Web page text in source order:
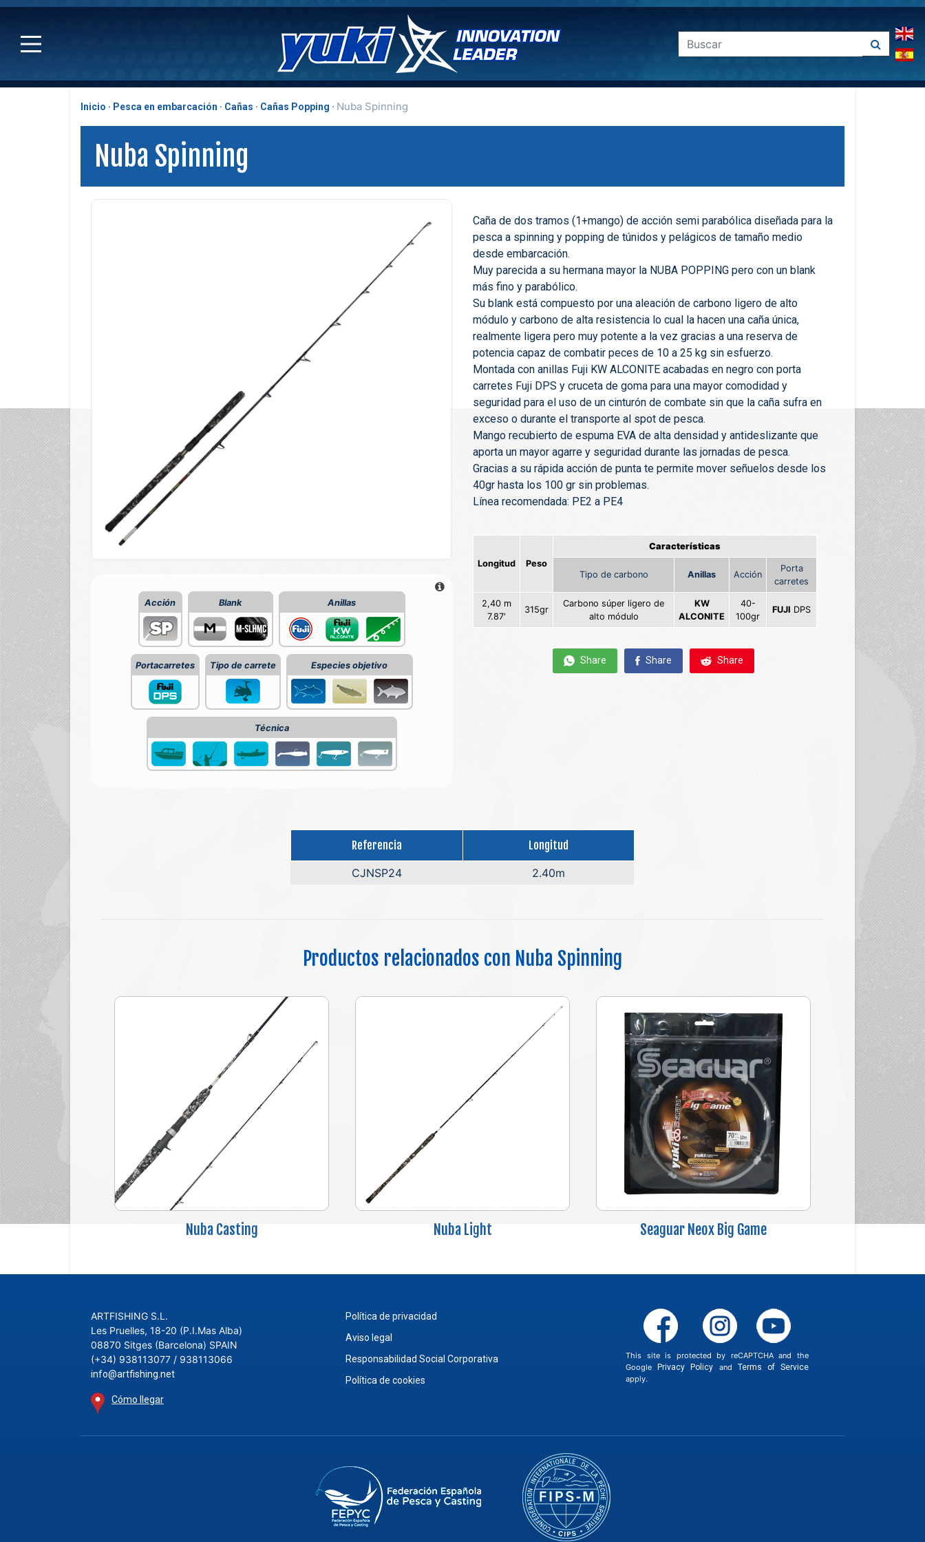
Inicio Pesca en embarcación Cañas Cañas Popping Nuba Spinning
Nuba Spinning
Acción Blank Anillas
Portacarretes Tipo de carrete Especies objetivo
Técnica
Caña de dos tramos (1+mango) de acción semi parabólica diseñada para la
pesca a spinning y popping de túnidos y pelágicos de tamaño medio
desde embarcación.
Muy parecida a su hermana mayor la NUBA POPPING pero con un blank
más fino y parabólico.
Su blank está compuesto por una aleación de carbono ligero de alto
módulo y carbono de alta resistencia lo cual la hacen una caña única,
realmente ligera pero muy potente a la vez gracias a una reserva de
potencia capaz de combatir peces de 10 a 25 kg sin esfuerzo.
Montada con anillas Fuji KW ALCONITE acabadas en negro con porta
carretes Fuji DPS y cruceta de goma para una mayor comodidad y
seguridad para el uso de un cinturón de combate sin que la caña sufra en
exceso o durante el transporte al spot de pesca.
Mango recubierto de espuma EVA de alta densidad y antideslizante que
aporta un mayor agarre y seguridad durante las jornadas de pesca.
Gracias a su rápida acción de punta te permite mover señuelos desde los
40gr hasta los 100 gr sin problemas.
Línea recomendada: PE2 a PE4
Longitud Peso
Características
Tipo de carbono Anillas Acción
Porta
carretes
2,40 m
7.87'
315gr
Carbono súper ligero de
alto módulo
KW
ALCONITE
40-
100gr
FUJI DPS
Share Share Share
Referencia
Longitud
CJNSP24
2.40m
Productos relacionados con Nuba Spinning
Nuba Casting Nuba Light Seaguar Neox Big Game
ARTFISHING S.L.
Les Pruelles, 18-20 (P.I.Mas Alba)
08870 Sitges (Barcelona) SPAIN
(+34) 938113077 / 938113066
info@artfishing.net
Cómo llegar
Política de privacidad
Aviso legal
Responsabilidad Social Corporativa
Política de cookies
This site is protected by reCAPTCHA and the
GooglePrivacy Policy and Terms of Service
apply.